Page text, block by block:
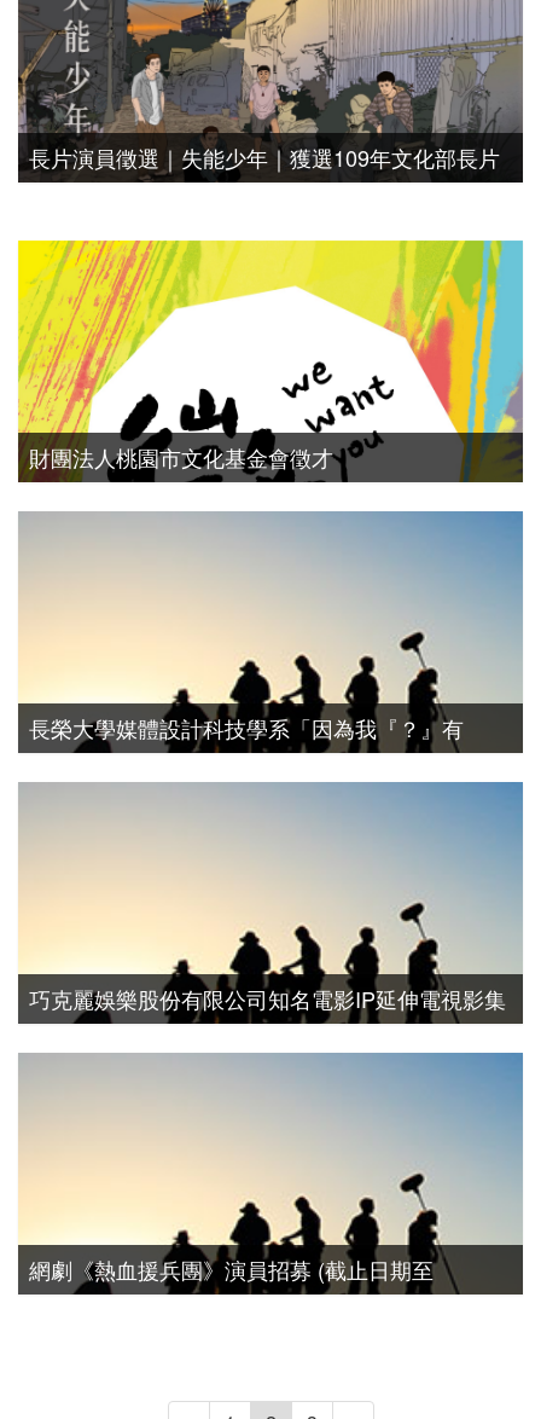
長片演員徵選｜失能少年｜獲選109年文化部長片
輔導金
演員徵選
財團法人桃園市文化基金會徵才
演員徵選
長榮大學媒體設計科技學系「因為我『？』有
機！」有機農業創意宣導影片 - 演員招募
巧克麗娛樂股份有限公司知名電影IP延伸電視影集
劇組徵求實習生
網劇《熱血援兵團》演員招募 (截止日期至
2019/06/30)